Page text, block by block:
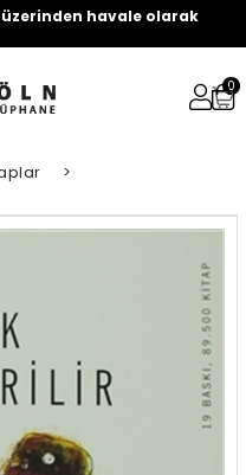
üzerinden havale olarak
0
>